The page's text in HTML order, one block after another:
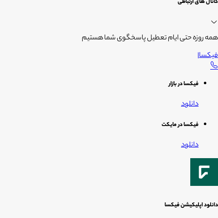
کانال های ارتباطی
همه روزه حتی ایام تعطیل پاسخگوی شما هستیم
فیکسا|
فیکسا در بازار
دانلود
فیکسا در مایکت
دانلود
دانلود اپلیکیشن فیکسا